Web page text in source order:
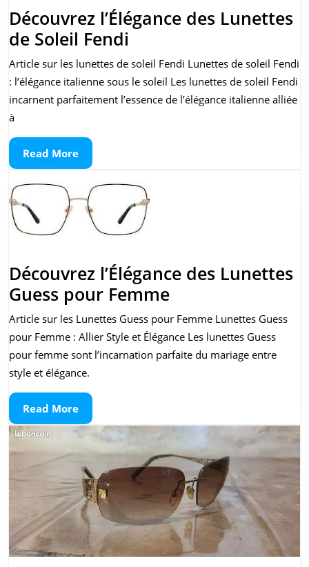
Découvrez l’Élégance des Lunettes
de Soleil Fendi
l’Élégance
des
Lunettes
Article sur les lunettes de soleil Fendi Lunettes de soleil Fendi
: l’élégance italienne sous le soleil Les lunettes de soleil Fendi
incarnent parfaitement l’essence de l’élégance italienne alliée
à
Read MoreRead
More
Découvrez l’Élégance des Lunettes
Guess pour FemmeDécouvrez
l’Élégance
des
Lunettes
Article sur les Lunettes Guess pour Femme Lunettes Guess
pour Femme : Allier Style et Élégance Les lunettes Guess
pour femme sont l’incarnation parfaite du mariage entre
style et élégance.
Read MoreRead
More